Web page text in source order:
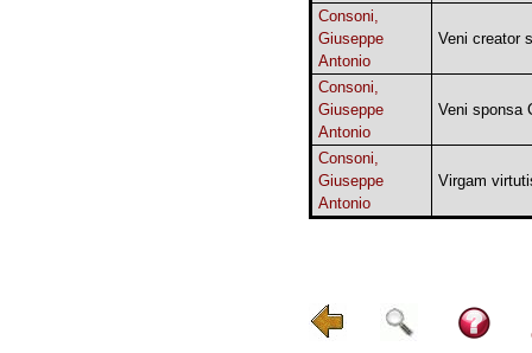
Consoni,
Giuseppe
Antonio
Veni creator
Consoni,
Giuseppe
Antonio
Veni sponsa
Consoni,
Giuseppe
Antonio
Virgam